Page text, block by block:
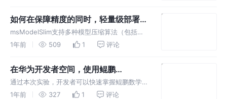
如何在保障精度的同时，轻量级部署
DeepSeek？
msModelSlim支持多种模型压缩算法（包括量
化压缩、稀疏压缩等），为开发者提供更加灵
1年前 509 1 评论
在华为开发者空间，使用鲲鹏
BoostKit数学库优化程序性能
通过本次实验，开发者可以快速掌握鲲鹏数学库
的安装与使用，并对所涉及的数学库性能表现有
1年前 327 1 评论